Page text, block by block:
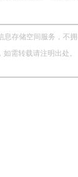
储空间服务，不
需转载请注明出处。